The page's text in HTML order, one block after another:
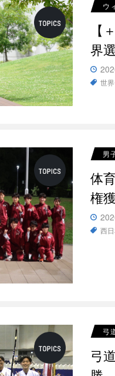
ウ
【
界
世
男
体
権
西
弓
弓